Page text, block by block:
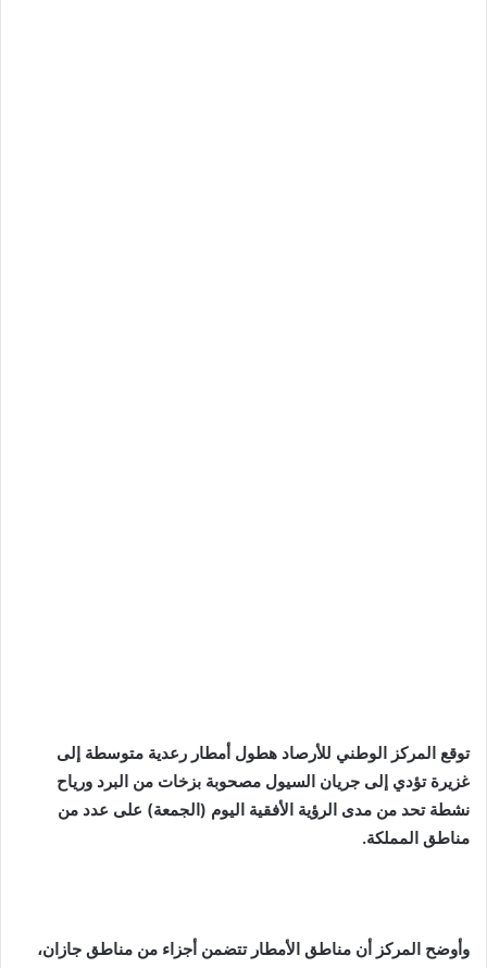
توقع المركز الوطني للأرصاد هطول أمطار رعدية متوسطة إلى
غزيرة تؤدي إلى جريان السيول مصحوبة بزخات من البرد ورياح
نشطة تحد من مدى الرؤية الأفقية اليوم (الجمعة) على عدد من
مناطق المملكة.
وأوضح المركز أن مناطق الأمطار تتضمن أجزاء من مناطق جازان،